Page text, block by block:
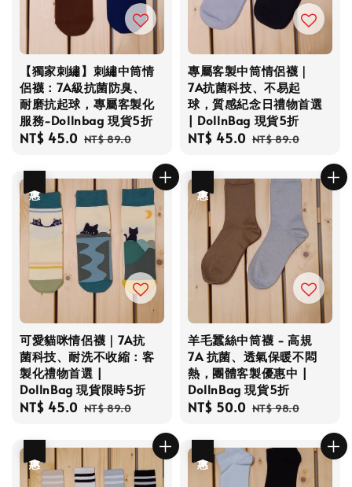
【獨家刺繡】刺繡中筒情
侶襪：7A級抗菌防臭、
耐磨抗起球，專屬客製化
服務-Dollnbag 現貨5折
Sale
NT$ 45.0 Regular
NT$ 89.0
專屬客製中筒情侶襪｜
7A抗菌科技、不易起
球，質感紀念日禮物首選
| DollnBag 現貨5折
Sale
NT$ 45.0 Regular
NT$ 89.0
可愛貓咪情侶襪｜7A抗
菌科技、耐洗不收縮：客
製化禮物首選 |
DollnBag 現貨限時5折
Sale
NT$ 45.0 Regular
NT$ 89.0
羊毛蠶絲中筒襪 - 高規
7A 抗菌、透氣保暖不悶
熱，團體客製優惠中 |
DollnBag 現貨5折
Sale
NT$ 50.0 Regular
NT$ 98.0